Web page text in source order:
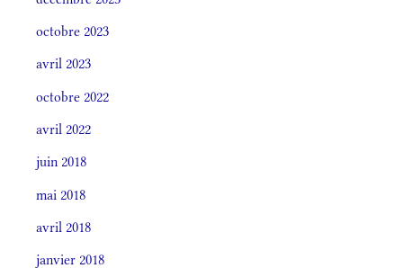
octobre 2023
avril 2023
octobre 2022
avril 2022
juin 2018
mai 2018
avril 2018
janvier 2018